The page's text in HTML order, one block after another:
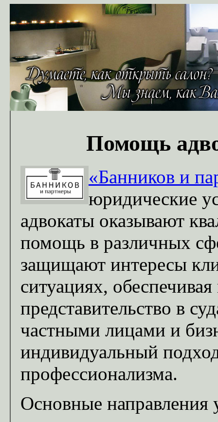
Помощь
«Банников и
юридические
адвокаты оказывают
помощь в различных
защищают интересы
ситуациях,
представительство в
частными лицами и
индивидуальный
профессионализма.
Основные направления